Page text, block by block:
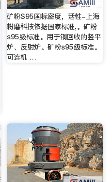
矿粉S95国标密度，活性-上海
粉磨科技依据国家标准,。矿粉
s95级标准。用于铜回收的竖平
炉、反射炉。矿粉s95级标准。
可连机 …